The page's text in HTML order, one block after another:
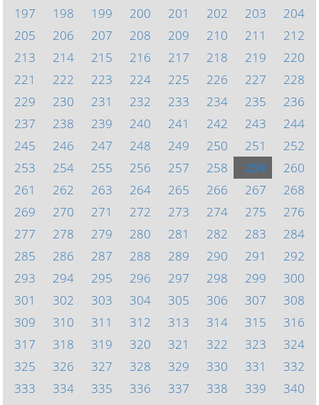
197
198 199 200 201 202 203
204
205
206 207 208 209 210 211
212
213
214 215 216 217 218 219
220
221
222 223 224 225 226 227
228
229
230 231 232 233 234 235
236
237
238 239 240 241 242 243
244
245
246 247 248 249 250 251
252
253
254 255 256 257 258 259
260
261
262 263 264 265 266 267
268
269
270 271 272 273 274 275
276
277
278 279 280 281 282 283
284
285
286 287 288 289 290 291
292
293
294 295 296 297 298 299
300
301
302 303 304 305 306 307
308
309
310 311 312 313 314 315
316
317
318 319 320 321 322 323
324
325
326 327 328 329 330 331
332
333
334 335 336 337 338 339
340